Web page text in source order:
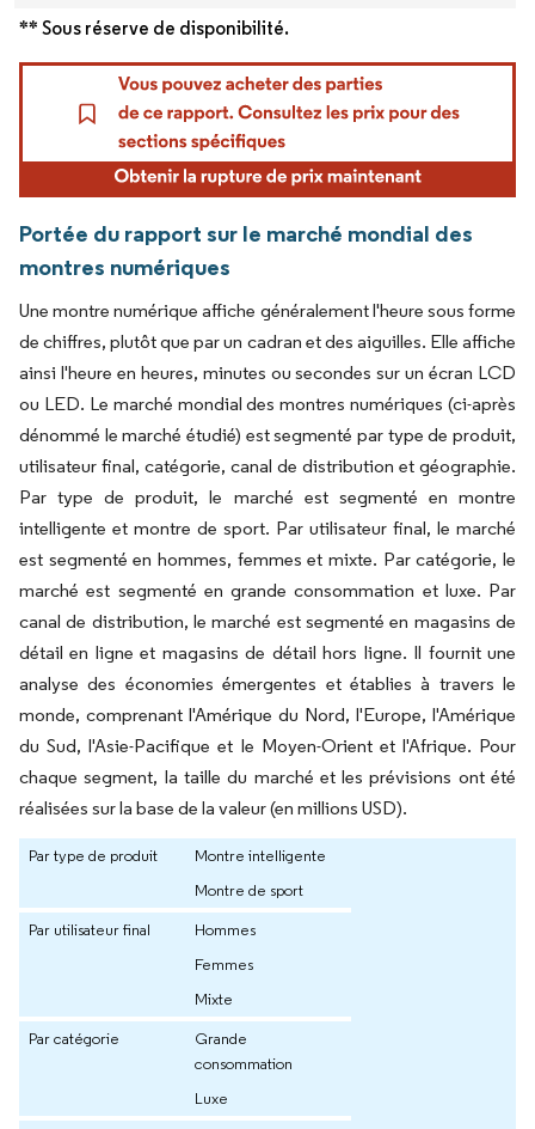
** Sous réserve de disponibilité.
Portée du rapport sur le marché mondial des
montres numériques
Une montre numérique affiche généralement l'heure sous forme
de chiffres, plutôt que par un cadran et des aiguilles. Elle affiche
ainsi l'heure en heures, minutes ou secondes sur un écran LCD
ou LED. Le marché mondial des montres numériques (ci-après
dénommé le marché étudié) est segmenté par type de produit,
utilisateur final, catégorie, canal de distribution et géographie.
Par type de produit, le marché est segmenté en montre
intelligente et montre de sport. Par utilisateur final, le marché
est segmenté en hommes, femmes et mixte. Par catégorie, le
marché est segmenté en grande consommation et luxe. Par
canal de distribution, le marché est segmenté en magasins de
détail en ligne et magasins de détail hors ligne. Il fournit une
analyse des économies émergentes et établies à travers le
monde, comprenant l'Amérique du Nord, l'Europe, l'Amérique
du Sud, l'Asie-Pacifique et le Moyen-Orient et l'Afrique. Pour
chaque segment, la taille du marché et les prévisions ont été
réalisées sur la base de la valeur (en millions USD).
Par type de produit
Montre intelligente
Montre de sport
Par utilisateur final
Hommes
Femmes
Mixte
Par catégorie
Grande
consommation
Luxe